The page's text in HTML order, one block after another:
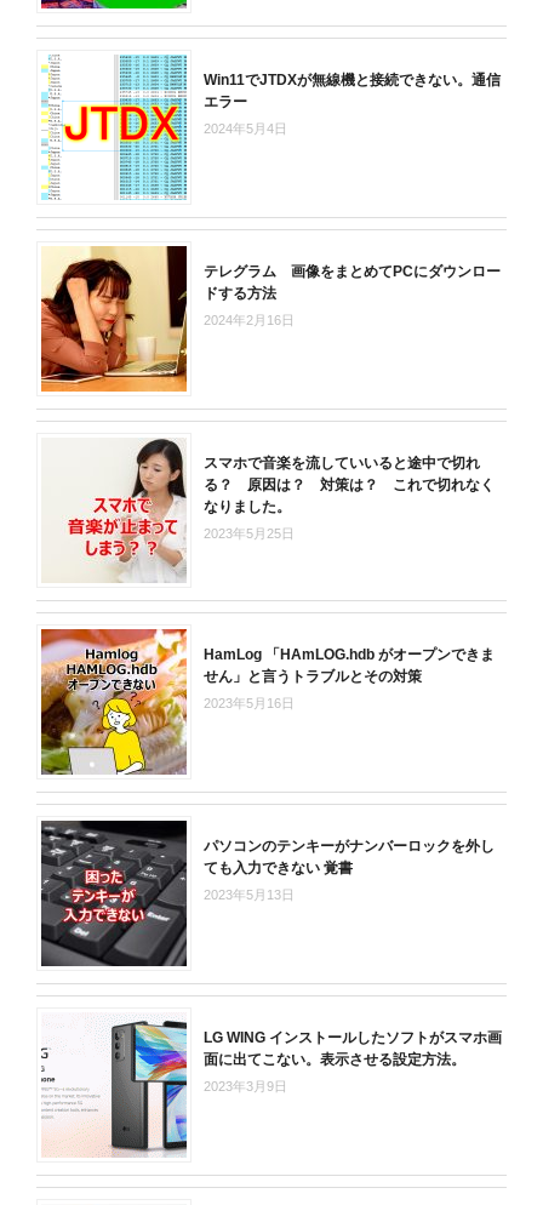
Win11でJTDXが無線機と接続できない。通信
エラー
2024年5月4日
テレグラム 画像をまとめてPCにダウンロー
ドする方法
2024年2月16日
スマホで音楽を流していいると途中で切れ
る？ 原因は？ 対策は？ これで切れなく
なりました。
2023年5月25日
HamLog 「HAmLOG.hdb がオープンできま
せん」と言うトラブルとその対策
2023年5月16日
パソコンのテンキーがナンバーロックを外し
ても入力できない 覚書
2023年5月13日
LG WING インストールしたソフトがスマホ画
面に出てこない。表示させる設定方法。
2023年3月9日